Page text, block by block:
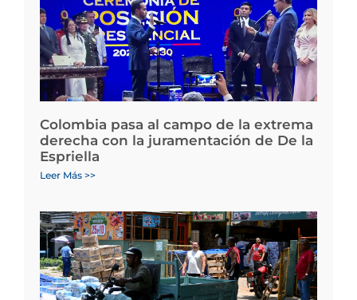
Colombia pasa al campo de la extrema
derecha con la juramentación de De la
Espriella
Leer Más >>